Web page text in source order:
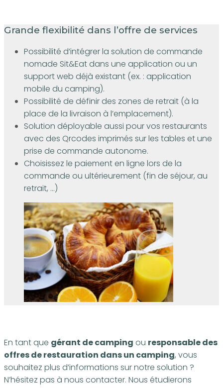
Grande flexibilité dans l’offre de services
Possibilité d’intégrer la solution de commande
nomade Sit&Eat dans une application ou un
support web déjà existant (ex. : application
mobile du camping).
Possibilité de définir des zones de retrait (à la
place de la livraison à l’emplacement).
Solution déployable aussi pour vos restaurants
avec des Qrcodes imprimés sur les tables et une
prise de commande autonome.
Choisissez le paiement en ligne lors de la
commande ou ultérieurement (fin de séjour, au
retrait, …)
En tant que gérant de camping ou responsable des
offres de restauration dans un camping, vous
souhaitez plus d’informations sur notre solution ?
N’hésitez pas à nous contacter. Nous étudierons